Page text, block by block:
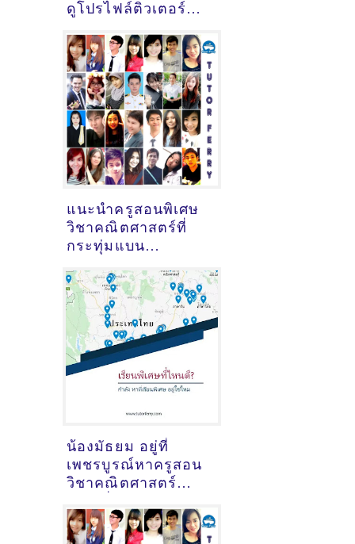
ดูโปรไฟล์ติวเตอร์
แนะนำครูสอนพิเศษ
วิชาคณิตศาสตร์ที่
กระทุ่มแบน
05-2021]
น้องมัธยม อยู่ที่
เพชรบูรณ์หาครูสอน
วิชาคณิตศาสตร์